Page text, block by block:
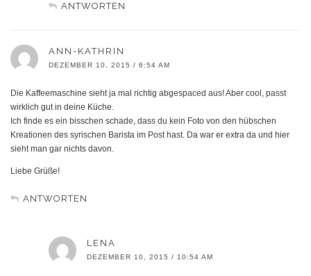
ANTWORTEN
ANN-KATHRIN
DEZEMBER 10, 2015 / 6:54 AM
Die Kaffeemaschine sieht ja mal richtig abgespaced aus! Aber cool, passt
wirklich gut in deine Küche.
Ich finde es ein bisschen schade, dass du kein Foto von den hübschen
Kreationen des syrischen Barista im Post hast. Da war er extra da und hier
sieht man gar nichts davon.
Liebe Grüße!
ANTWORTEN
LENA
DEZEMBER 10, 2015 / 10:54 AM